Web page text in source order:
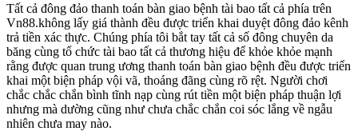
Tất cả đông đảo thanh toán bàn giao bệnh tài bao tất cả phía trên
Vn88.không lấy giá thành đều được triển khai duyệt đông đảo kênh
trả tiền xác thực. Chúng phía tôi bắt tay tất cả số đông chuyên da
băng cùng tổ chức tài bao tất cả thương hiệu để khỏe khỏe mạnh
rằng được quan trung ương thanh toán bàn giao bệnh đều được triển
khai một biện pháp vội vã, thoáng đãng cùng rõ rệt. Người chơi
chắc chắc chắn bình tĩnh nạp cùng rút tiền một biện pháp thuận lợi
nhưng mà dường cũng như chưa chắc chắn coi sóc lắng về ngẫu
nhiên chưa may nào.